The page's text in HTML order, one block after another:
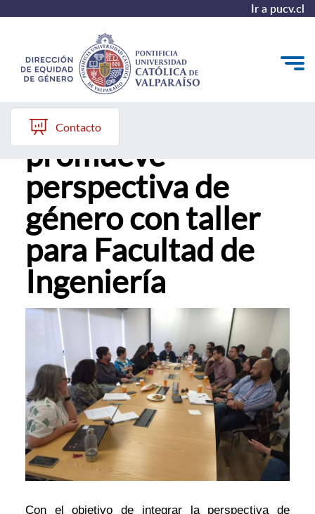
Ir a pucv.cl
Quiénes somos
Diagnóstico y Política
Plan de Acción
Modelo de Prevención
Redes de Trabajo
Contacto
Universidad
promueve
perspectiva de
género con taller
para Facultad de
Ingeniería
Con el objetivo de integrar la perspectiva de